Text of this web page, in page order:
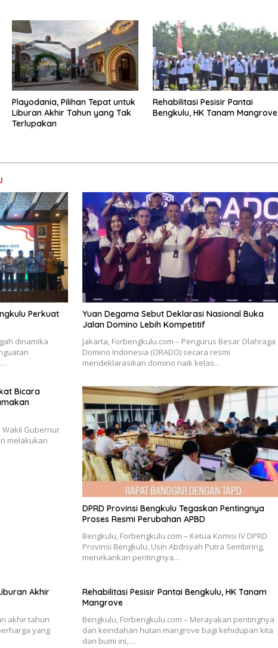
Playodania, Pilihan Tepat untuk
Liburan Akhir Tahun yang Tak
Terlupakan
Rehabilitasi Pesisir Pantai
Bengkulu, HK Tanam Mangrove
Perkuat
dinamika
Yuan Degama Sebut Deklarasi Nasional Buka
Jalan Domino Lebih Kompetitif
Jakarta, Forbengkulu.com – Pengurus Besar Olahraga
Domino Indonesia (ORADO) secara resmi
mendeklarasikan domino naik kelas…
Bicara
Wakil Gubernur
melakukan
DPRD Provinsi Bengkulu Tegaskan Pentingnya
Proses Resmi Perubahan APBD
Bengkulu, Forbengkulu.com – Ketua Komisi IV DPRD
Provinsi Bengkulu, Usin Abdisyah Putra Sembiring,
menekankan pentingnya…
Akhir
akhir tahun
yang
Rehabilitasi Pesisir Pantai Bengkulu, HK Tanam
Mangrove
Bengkulu, Forbengkulu.com – Merayakan pentingnya
dan keindahan hutan mangrove bagi kehidupan kita
dan bumi ini,…